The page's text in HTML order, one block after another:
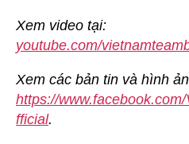
Xem video tại:
youtube.com/
Xem các bản tin và hình
https://
fficial.